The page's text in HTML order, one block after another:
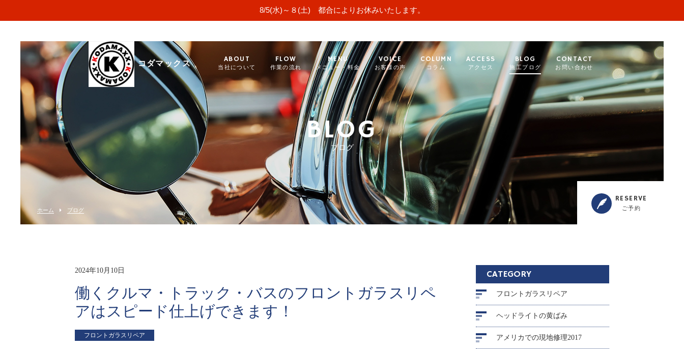
8/5(水)～８(土) 都合によりお休みいたします。
コダマックス
ABOUT
当社について
FLOW
作業の流れ
MENU
メニュー・料金
VOICE
お客様の声
COLUMN
コラム
ACCESS
アクセス
BLOG
施工ブログ
CONTACT
お問い合わせ
BLOG
ブログ
ホーム ブログ
RESERVE
ご予約
2024年10月10日
働くクルマ・トラック・バスのフロントガラスリペ
アはスピード仕上げできます！
フロントガラスリペア
CATEGORY
フロントガラスリペア
ヘッドライトの黄ばみ
アメリカでの現地修理2017